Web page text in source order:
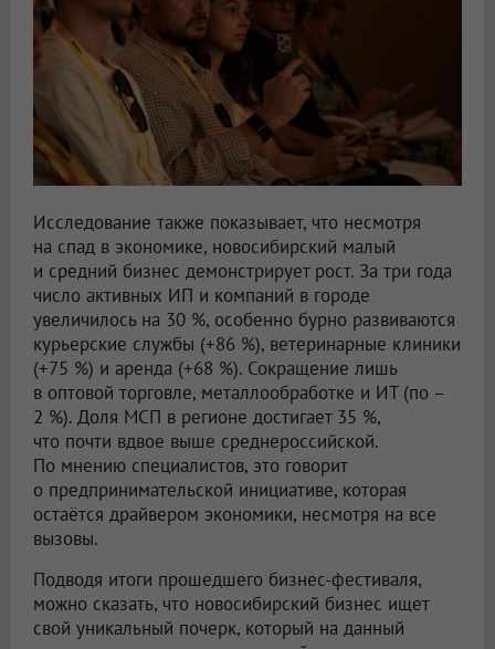
Исследование также показывает, что несмотря
на спад в экономике, новосибирский малый
и средний бизнес демонстрирует рост. За три года
число активных ИП и компаний в городе
увеличилось на 30 %, особенно бурно развиваются
курьерские службы (+86 %), ветеринарные клиники
(+75 %) и аренда (+68 %). Сокращение лишь
в оптовой торговле, металлообработке и ИТ (по –
2 %). Доля МСП в регионе достигает 35 %,
что почти вдвое выше среднероссийской.
По мнению специалистов, это говорит
о предпринимательской инициативе, которая
остаётся драйвером экономики, несмотря на все
вызовы.
Подводя итоги прошедшего бизнес-фестиваля,
можно сказать, что новосибирский бизнес ищет
свой уникальный почерк, который на данный